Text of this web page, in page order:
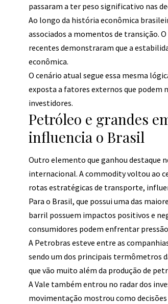
passaram a ter peso significativo nas
Ao longo da história econômica
associados a momentos de transição.
recentes demonstraram que a
econômica.
O cenário atual segue essa mesma
exposta a fatores externos que podem
investidores.
Petróleo e grandes
influencia o Brasil
Outro elemento que ganhou destaque
internacional. A commodity voltou ao
rotas estratégicas de transporte,
Para o Brasil, que possui uma das
barril possuem impactos positivos e
consumidores podem enfrentar
A Petrobras esteve entre as
sendo um dos principais termômetros
que vão muito além da produção de
A Vale também entrou no radar dos
movimentação mostrou como